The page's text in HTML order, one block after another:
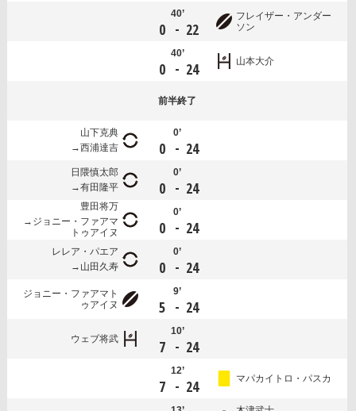
40’
0 - 22
フレイザー・アンダー
ソン
40’
0 - 24 山本大介
前半終了
山下克典
西浦達吉
0’
0 - 24
日隈慎太郎
有田隆平
0’
0 - 24
豊田将万
ジョニー・ファアマ
トゥアイヌ
0’
0 - 24
レレア・パエア
山田久寿
0’
0 - 24
ジョニー・ファアマト
ゥアイヌ
9’
5 - 24
ウェブ将武
10’
7 - 24
12’
7 - 24 マパカイトロ・パスカ